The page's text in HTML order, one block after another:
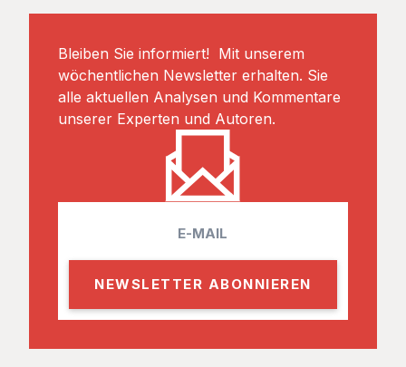
Bleiben Sie informiert! Mit unserem
wöchentlichen Newsletter erhalten. Sie
alle aktuellen Analysen und Kommentare
unserer Experten und Autoren.
l